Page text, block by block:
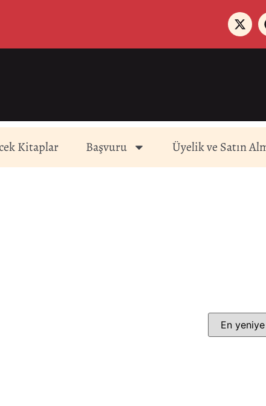
Kitaplar Başvuru Üyelik ve Satın